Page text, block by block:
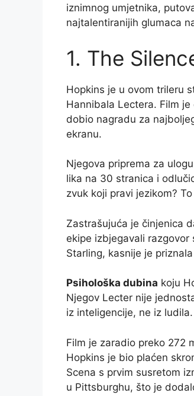
iznimnog umjetnika,
najtalentiranijih glumaca
1. The
Hopkins je u ovom trileru
Hannibala Lectera. Film
dobio nagradu za
ekranu.
Njegova priprema za
lika na 30 stranica i
zvuk koji pravi jezikom?
Zastrašujuća je činjenica
ekipe izbjegavali razgovor
Starling, kasnije je
Psihološka dubina koju
Njegov Lecter nije
iz inteligencije, ne iz ludila.
Film je zaradio preko 272
Hopkins je bio plaćen
Scena s prvim susretom
u Pittsburghu, što je